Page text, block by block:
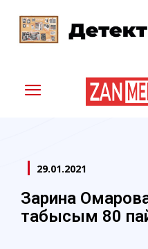
29.01.2021
Зарина
табысым 80